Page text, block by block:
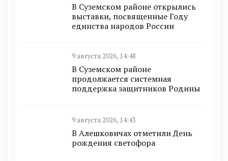
В Суземском районе открылись
выставки, посвященные Году
единства народов России
9 августа 2026, 14:48
В Суземском районе
продолжается системная
поддержка защитников Родины
9 августа 2026, 14:43
В Алешковичах отметили День
рождения светофора